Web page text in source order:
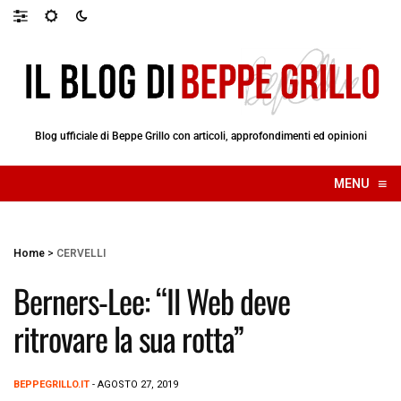
Blog ufficiale di Beppe Grillo con articoli, approfondimenti ed opinioni
MENU ≡
☰
Home > CERVELLI
Berners-Lee: “Il Web deve
ritrovare la sua rotta”
BEPPEGRILLO.IT - AGOSTO 27, 2019